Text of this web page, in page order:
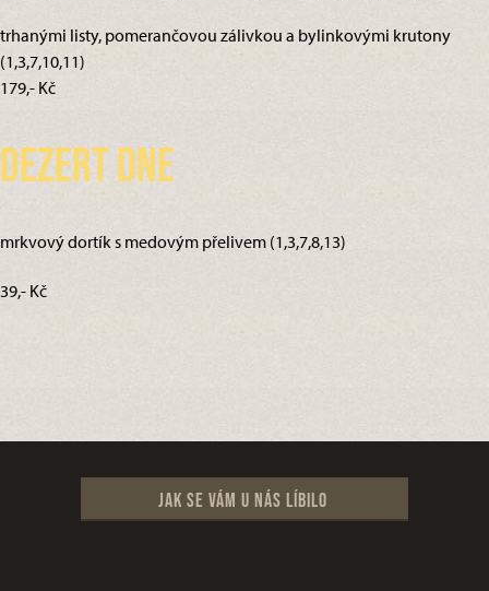
trhanými listy, pomerančovou zálivkou a bylinkovými krutony
(1,3,7,10,11)
179,- Kč
Dezert dne
mrkvový dortík s medovým přelivem (1,3,7,8,13)
39,- Kč
Jak se vám u nás líbilo